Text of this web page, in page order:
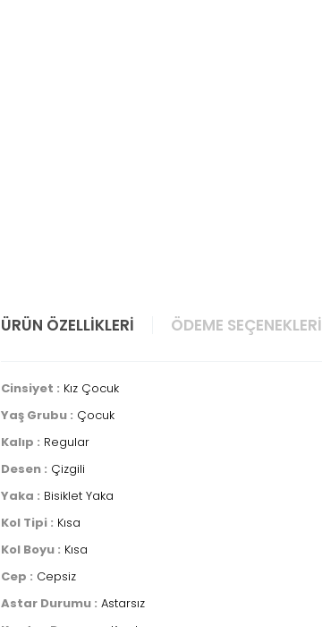
ÜRÜN ÖZELLIKLERI ÖDEME SEÇENEKLERI
Cinsiyet : Kız Çocuk
Yaş Grubu : Çocuk
Kalıp : Regular
Desen : Çizgili
Yaka : Bisiklet Yaka
Kol Tipi : Kısa
Kol Boyu : Kısa
Cep : Cepsiz
Astar Durumu : Astarsız